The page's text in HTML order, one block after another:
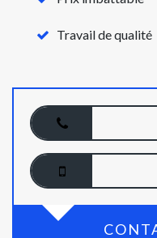
Travail de qualité